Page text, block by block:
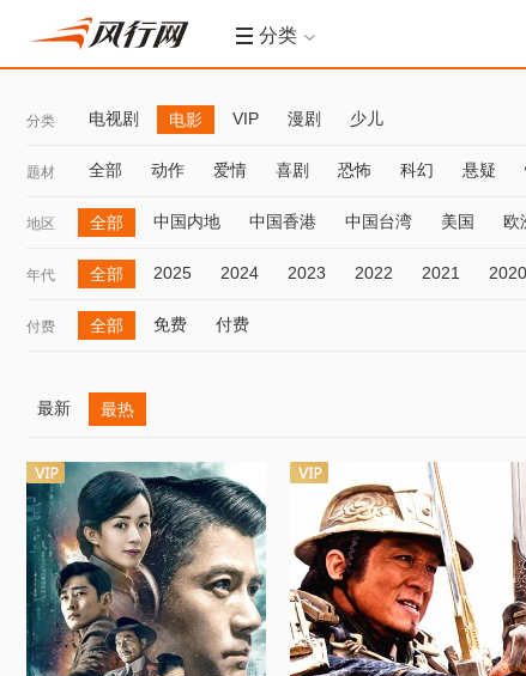
分类
分类 电视剧 电影 VIP 漫剧 少儿
题材 全部 动作 爱情 喜剧 恐怖 科幻 悬疑
地区 全部 中国内地 中国香港 中国台湾 美国 欧
年代 全部 2025 2024 2023 2022 2021 2020
付费 全部 免费 付费
最新 最热